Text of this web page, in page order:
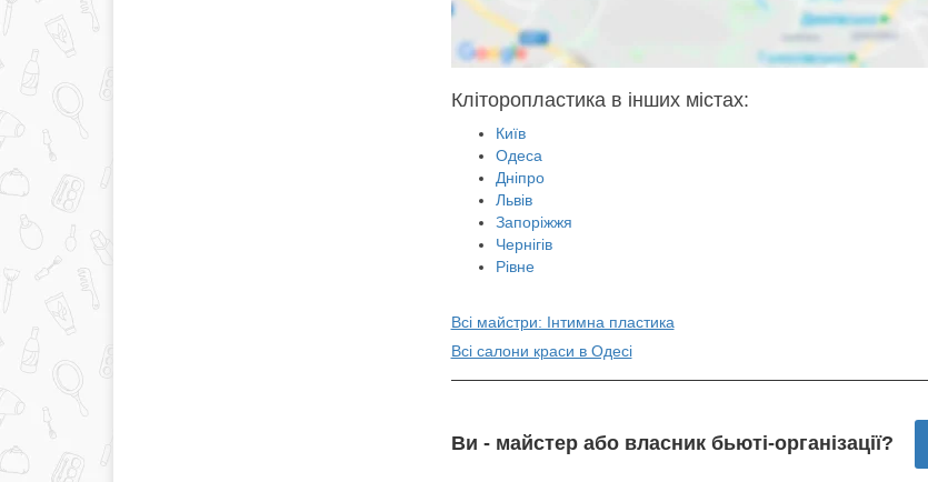
Кліторопластика в інших містах:
Київ
Одеса
Дніпро
Львів
Запоріжжя
Чернігів
Рівне
Всі майстри: Інтимна пластика
Всі салони краси в Одесі
Ви - майстер або власник бьюті-організації?